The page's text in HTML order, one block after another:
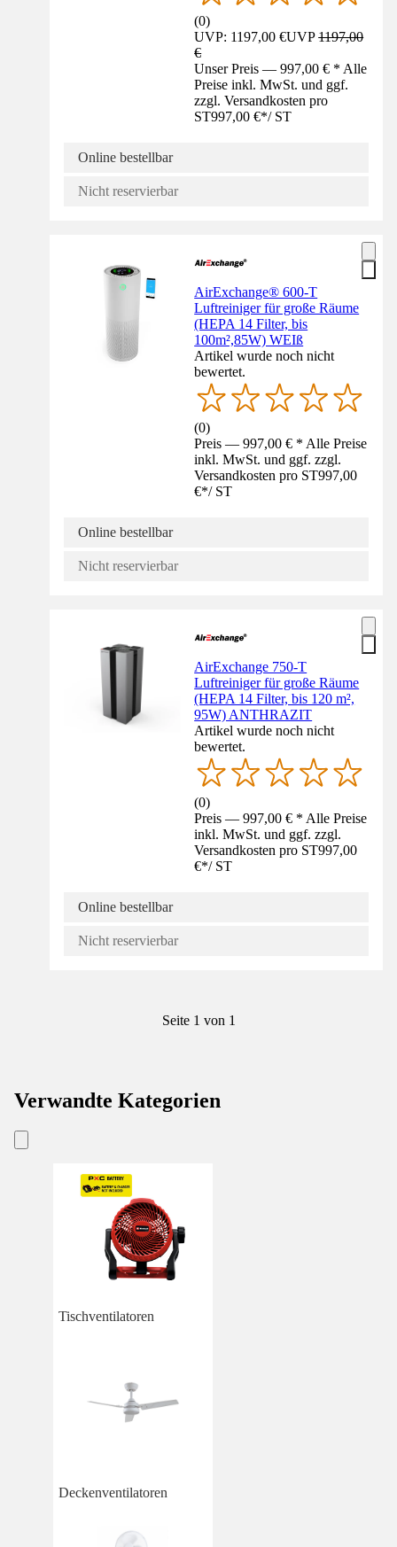
(0)
UVP: 1197,00 €UVP1197,00
€
Unser Preis — 997,00 € * Alle
Preise inkl. MwSt. und ggf.
zzgl. Versandkosten pro
ST997,00 €*/ ST
Online bestellbar
Nicht reservierbar
AirExchange® 600-T
Luftreiniger für große Räume
(HEPA 14 Filter, bis
100m²,85W) WEIß
Artikel wurde noch nicht
bewertet.
(0)
Preis — 997,00 € * Alle Preise
inkl. MwSt. und ggf. zzgl.
Versandkosten pro ST997,00
€*/ ST
Online bestellbar
Nicht reservierbar
AirExchange 750-T
Luftreiniger für große Räume
(HEPA 14 Filter, bis 120 m²,
95W) ANTHRAZIT
Artikel wurde noch nicht
bewertet.
(0)
Preis — 997,00 € * Alle Preise
inkl. MwSt. und ggf. zzgl.
Versandkosten pro ST997,00
€*/ ST
Online bestellbar
Nicht reservierbar
Seite 1 von 1
Verwandte Kategorien
Tischventilatoren
Deckenventilatoren